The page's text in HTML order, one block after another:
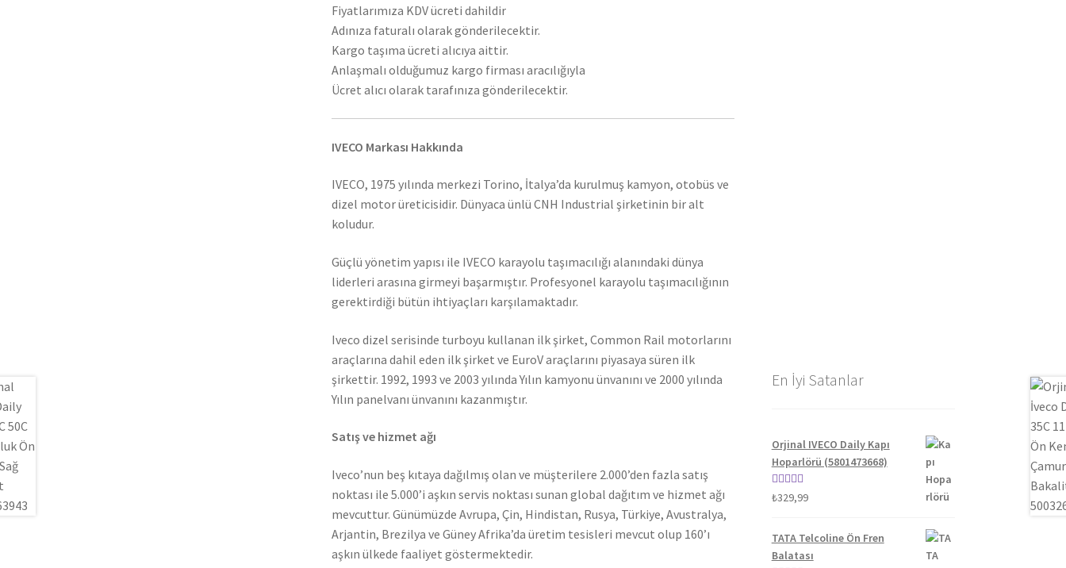
Fiyatlarımıza KDV ücreti dahildir
Adınıza faturalı olarak gönderilecektir.
Kargo taşıma ücreti alıcıya aittir.
Anlaşmalı olduğumuz kargo firması aracılığıyla
Ücret alıcı olarak tarafınıza gönderilecektir.
IVECO Markası Hakkında
IVECO, 1975 yılında merkezi Torino, İtalya’da kurulmuş kamyon, otobüs ve
dizel motor üreticisidir. Dünyaca ünlü CNH Industrial şirketinin bir alt
koludur.
Güçlü yönetim yapısı ile IVECO karayolu taşımacılığı alanındaki dünya
liderleri arasına girmeyi başarmıştır. Profesyonel karayolu taşımacılığının
gerektirdiği bütün ihtiyaçları karşılamaktadır.
Iveco dizel serisinde turboyu kullanan ilk şirket, Common Rail motorlarını
araçlarına dahil eden ilk şirket ve EuroV araçlarını piyasaya süren ilk
şirkettir. 1992, 1993 ve 2003 yılında Yılın kamyonu ünvanını ve 2000 yılında
Yılın panelvanı ünvanını kazanmıştır.
Satış ve hizmet ağı
Iveco’nun beş kıtaya dağılmış olan ve müşterilere 2.000’den fazla satış
noktası ile 5.000’i aşkın servis noktası sunan global dağıtım ve hizmet ağı
mevcuttur. Günümüzde Avrupa, Çin, Hindistan, Rusya, Türkiye, Avustralya,
Arjantin, Brezilya ve Güney Afrika’da üretim tesisleri mevcut olup 160’ı
aşkın ülkede faaliyet göstermektedir.
En İyi Satanlar
Orjinal IVECO Daily Kapı
Hoparlörü (5801473668)
5 üzerinden
₺329,99
TATA Telcoline Ön Fren
Balatası